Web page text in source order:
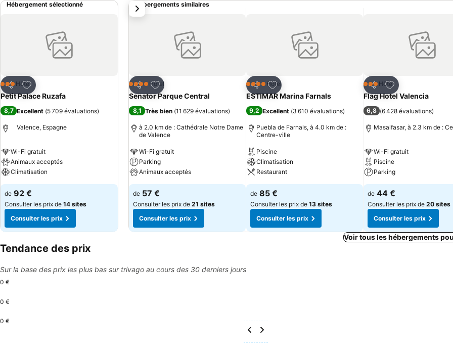
Hébergement sélectionné
Partager
Ajouter à mes favoris
3 ÉtoilesHôtel
Petit Palace Ruzafa
8,7 Excellent (5 709 évaluations)
Valence, Espagne
Wi-Fi gratuit
Animaux acceptés
Climatisation
de 92 €
Consulter les prix de 14 sites
Consulter les prix
Hébergements similaires
Partager
Ajouter à mes favoris
4 ÉtoilesHôtel
Senator Parque Central
8,1 Très bien (11 629 évaluations)
à 2.0 km de : Cathédrale Notre Dame
de Valence
Wi-Fi gratuit
Parking
Animaux acceptés
de 57 €
Consulter les prix de 21 sites
Consulter les prix
Partager
Ajouter à mes favoris
4 ÉtoilesHôtel
ESTIMAR Marina Farnals
9,2 Excellent (3 610 évaluations)
Puebla de Farnals, à 4.0 km de :
Centre-ville
Piscine
Climatisation
Restaurant
de 85 €
Consulter les prix de 13 sites
Consulter les prix
Partager
Ajouter à mes
3 ÉtoilesHôtel
Flag Hotel Valencia
6,8 (6 428 évaluations)
Masalfasar, à 2.3 km de :
Wi-Fi gratuit
Piscine
Parking
de 44 €
Consulter les prix de 20 sites
Consulter les prix
suivant
Voir tous les hébergements
Tendance des prix
Sur la base des prix les plus bas sur trivago au cours des 30 derniers jours
0 €
0 €
0 €